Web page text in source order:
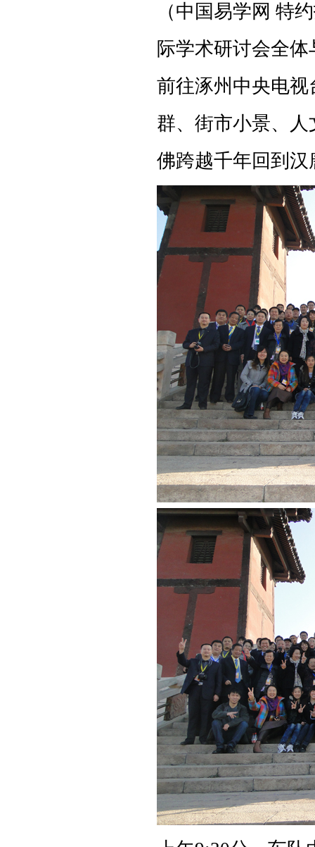
（中国易学网 特
际学术研讨会全
前往涿州中央电
群、街市小景、
佛跨越千年回到汉